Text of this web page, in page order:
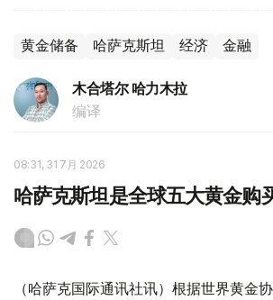
黄金储备 哈萨克斯坦 经济 金融
木合塔尔 哈力木拉
编译
08:31, 31 7月 2026
哈萨克斯坦是全球五大黄金购
（哈萨克国际通讯社讯）根据世界黄金